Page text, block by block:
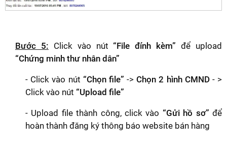
Bước 5: Click vào nút “File đính kèm” để upload
“Chứng minh thư nhân dân”
- Click vào nút “Chọn file” ->Chọn 2 hình CMND- >
Click vào nút “Upload file”
- Upload file thành công, click vào “Gửi hồ sơ” để
hoàn thành đăng ký thông báo website bán hàng